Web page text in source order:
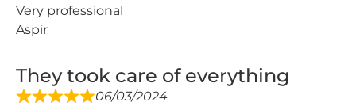
Very professional
Aspir
They took care of everything
06/03/2024